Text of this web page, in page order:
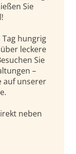
Sie
hungrig
leckere
Sie
–
auf unserer
neben